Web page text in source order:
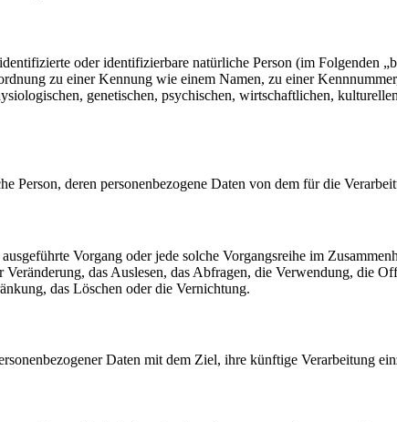
oder identifizierbare natürliche Person (im Folgenden
zu einer Kennung wie einem Namen, zu einer
genetischen, psychischen, wirtschaftlichen,
Person, deren personenbezogene Daten von dem für die
Vorgang oder jede solche Vorgangsreihe im
das Auslesen, das Abfragen, die Verwendung, die
das Löschen oder die Vernichtung.
Daten mit dem Ziel, ihre künftige Verarbeitung